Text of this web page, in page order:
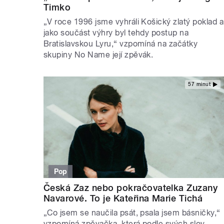
Timko
„V roce 1996 jsme vyhráli Košický zlatý poklad a
jako součást výhry byl tehdy postup na
Bratislavskou Lyru,“ vzpomíná na začátky
skupiny No Name její zpěvák.
57 minut
Pop
Česká Zaz nebo pokračovatelka Zuzany
Navarové. To je Kateřina Marie Tichá
„Co jsem se naučila psát, psala jsem básničky,“